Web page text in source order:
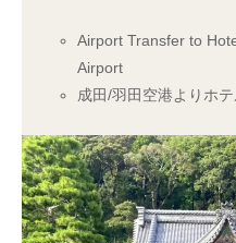
Airport Transfer to
Airport
成田/羽田空港よりホ